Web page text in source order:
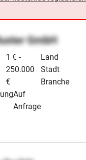
GmbH
1 € -
250.000
€
Auf
Anfrage
Land
Stadt
Branche